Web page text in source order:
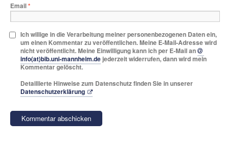
Email*
Ich willige in die Verarbeitung meiner personenbezogenen Daten ein,
um einen Kommentar zu veröffentlichen. Meine E-Mail-Adresse wird
nicht veröffentlicht. Meine Einwilligung kann ich per E-Mail an
info(at)bib.uni-mannheim.de jederzeit widerrufen, dann wird mein
Kommentar gelöscht.
Detaillierte Hinweise zum Datenschutz finden Sie in unserer
Datenschutzerklärung